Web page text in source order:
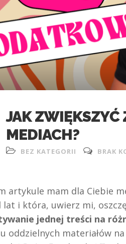
JAK ZWIĘKSZYĆ
MEDIACH?
BEZ KATEGORII BRAK
artykule mam dla Ciebie
lat i która, uwierz mi,
jednej treści na
oddzielnych materiałów